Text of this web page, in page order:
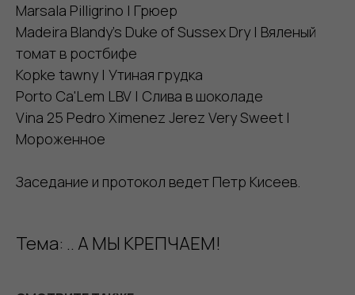
Marsala Pilligrino | Грюер
Madeira Blandy's Duke of Sussex Dry | Вяленый
томат в ростбифе
Kopke tawny | Утиная грудка
Porto Ca'Lem LBV | Слива в шоколаде
Vina 25 Pedro Ximenez Jerez Very Sweet |
Мороженное
Заседание и протокол ведет Петр Кисеев.
Тема: .. А МЫ КРЕПЧАЕМ!